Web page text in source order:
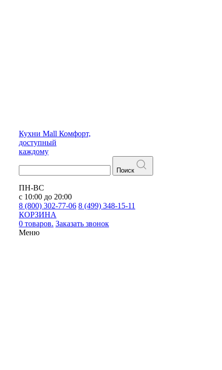
Кухни Mall Комфорт,
доступный
каждому
Поиск
ПН-ВС
с 10:00 до 20:00
8 (800) 302-77-06 8 (499) 348-15-11
КОРЗИНА
0 товаров. Заказать звонок
Меню